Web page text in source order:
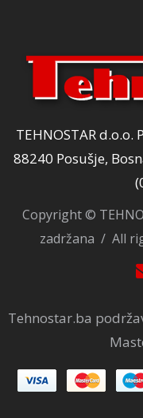
TEHNOSTAR
88240 Posušje,
Copyright ©
zadržana / All
Tehnostar.ba